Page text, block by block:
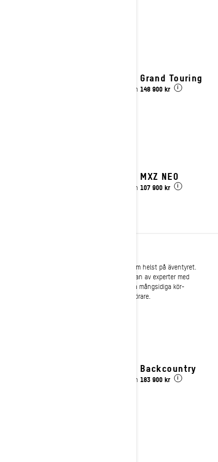
2027 Grand Touring
Pris från 148 900 kr i
2027 MXZ NEO
Pris från 107 900 kr i
Byggd med mångsidighet för att ta dig vart som helst på äventyret.
Legendariska ledprestanda som smälts samman av experter med
terrängkörningskapacitet och levererar samma mångsidiga kör-
varsomhelst möjlighet hos dagens crossoverförare.
2027 Backcountry
Pris från 183 900 kr i